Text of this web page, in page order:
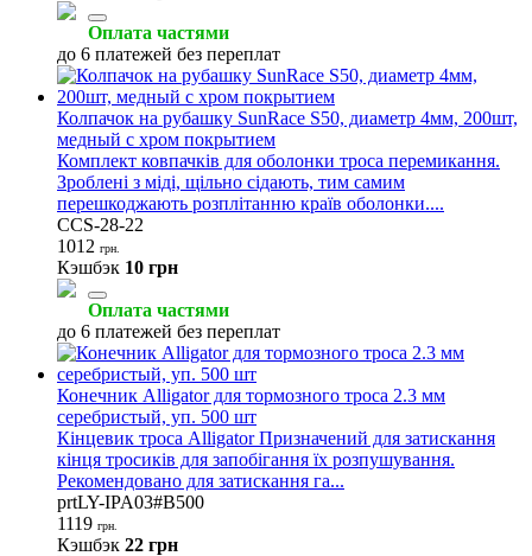
Оплата частями
до 6 платежей без переплат
Колпачок на рубашку SunRace S50, диаметр 4мм, 200шт,
медный с хром покрытием
Комплект ковпачків для оболонки троса перемикання.
Зроблені з міді, щільно сідають, тим самим
перешкоджають розплітанню країв оболонки....
CCS-28-22
1012 грн.
Кэшбэк 10 грн
Оплата частями
до 6 платежей без переплат
Конечник Alligator для тормозного троса 2.3 мм
серебристый, уп. 500 шт
Кінцевик троса Alligator Призначений для затискання
кінця тросиків для запобігання їх розпушування.
Рекомендовано для затискання га...
prtLY-IPA03#B500
1119 грн.
Кэшбэк 22 грн